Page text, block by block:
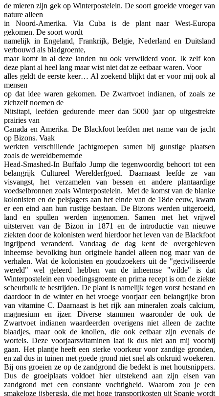
de mieren zijn gek op Winterpostelein. De soort groeide vroeger van
nature alleen
in Noord-Amerika. Via Cuba is de plant naar West-Europa
gekomen. De soort wordt
namelijk in Engeland, Frankrijk, Belgie, Nederland en Duitsland
verbouwd als bladgroente,
maar komt in al deze landen nu ook verwilderd voor. Ik zelf kon
deze plant al heel lang maar wist niet dat ze eetbaar waren. Voor
alles geldt de eerste keer… Al zoekend blijkt dat er voor mij ook al
mensen
op dat idee waren gekomen. De Zwartvoet indianen, of zoals ze
zichzelf noemen de
Nitsitapi, leefden gedurende meer dan 5000 jaar op uitgestrekte
prairies van
Canada en Amerika. De Blackfoot leefden met name van de jacht
op Bizons. Vaak
werkten verschillende jachtgroepen samen bij gunstige plaatsen
zoals de wereldberoemde
Head-Smashed-In Buffalo Jump die tegenwoordig behoort tot een
belangrijk Cultureel Werelderfgoed. Daarnaast leefde ze van
visvangst, het verzamelen van bessen en andere plantaardige
voedselbronnen zoals Winterpostelein. Met de komst van de blanke
kolonisten en de pelsjagers aan het einde van de 18de eeuw, kwam
er een eind aan hun rustige bestaan. De Bizons werden uitgeroeid,
land en spullen werden ingenomen. Samen met het vrijwel
uitsterven van de Bizon in 1871 en de introductie van nieuwe
ziekten door de kolonisten werd hierdoor het leven van de Blackfoot
ingrijpend veranderd. Vandaag de dag kent de overgebleven
inheemse bevolking hun originele handel alleen nog maar van de
verhalen. Wat de kolonisten en goudzoekers uit de "geciviliseerde
wereld" wel geleerd hebben van de inheemse "wilde" is dat
Winterpostelein een voedingsgroente en prima recept is om de ziekte
scheurbuik te bestrijden. De plant is namelijk tegen vorst bestand en
daardoor in de winter en het vroege voorjaar een belangrijke bron
van vitamine C. Daarnaast is het rijk aan mineralen zoals calcium,
magnesium en ijzer. Diverse stammen waaronder de ook de
Zwartvoet indianen waardeerden overigens niet alleen de zachte
blaadjes, maar ook de knollen, die ook eetbaar zijn evenals de
wortels. Deze voorjaarsvitaminen laat ik dus niet aan mij voorbij
gaan. Het plantje heeft een sterke voorkeur voor zandige gronden,
en zal dus in tuinen met goede grond niet snel als onkruid woekeren.
Bij ons groeien ze op de zandgrond die bedekt is met houtsnippers.
Dus de groeiplaats voldoet hier uitstekend aan zijn eisen van
zandgrond met een constante vochtigheid. Waarom zou je een
smakeloze ijsbergsla, die met hoge transportkosten uit Spanje wordt